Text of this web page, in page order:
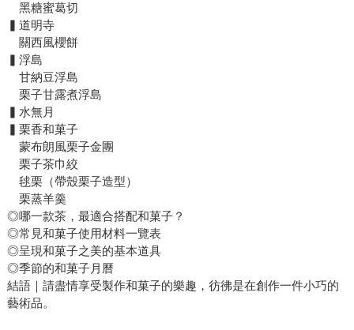
黑糖蜜葛切
▍道明寺
關西風櫻餅
▍浮島
甘納豆浮島
栗子甘露煮浮島
▍水無月
▍栗香和菓子
蒙布朗風栗子金團
栗子茶巾絞
毬栗（帶殼栗子造型）
栗蒸羊羹
◎哪一款茶，最適合搭配和菓子？
◎常見和菓子使用材料一覽表
◎呈現和菓子之美的基本道具
◎季節的和菓子月曆
結語｜請盡情享受製作和菓子的樂趣，彷彿是在創作一件小巧的
藝術品。